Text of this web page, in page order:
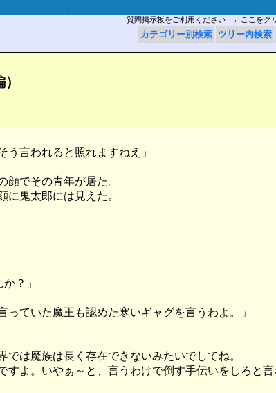
.
質問掲示板をご利用ください ←ここをク
カテゴリー別検索 ツリー内検索
言われると照れますねえ」
でその青年が居た。
鬼太郎には見えた。
？」
ていた魔王も認めた寒いギャグを言うわよ。」
は魔族は長く存在できないみたいでしてね。
すよ。いやぁ～と、言うわけで倒す手伝いをしろ